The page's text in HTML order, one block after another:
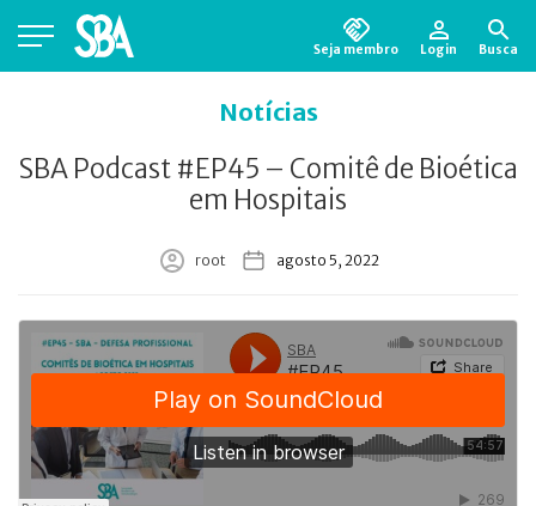
Seja membro Login Busca
Notícias
SBA Podcast #EP45 – Comitê de Bioética
em Hospitais
root agosto 5, 2022